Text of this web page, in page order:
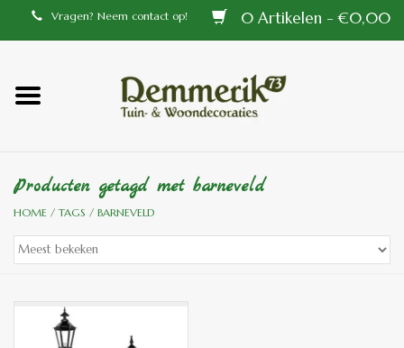
Vragen? Neem contact op! 0 Artikelen - €0,00
Home
Tiffany lampen
Tuindecoraties
Aluminium en messing
buitenlampen
Producten getagd met barneveld
HOME / TAGS / BARNEVELD